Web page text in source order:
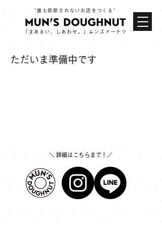
「まあるい、しあわせ。」​ムンズドーナツ
​”誰も排除されないお店をつくる”
​ただいま準備中です
​＼ 詳細はこちらまで！／